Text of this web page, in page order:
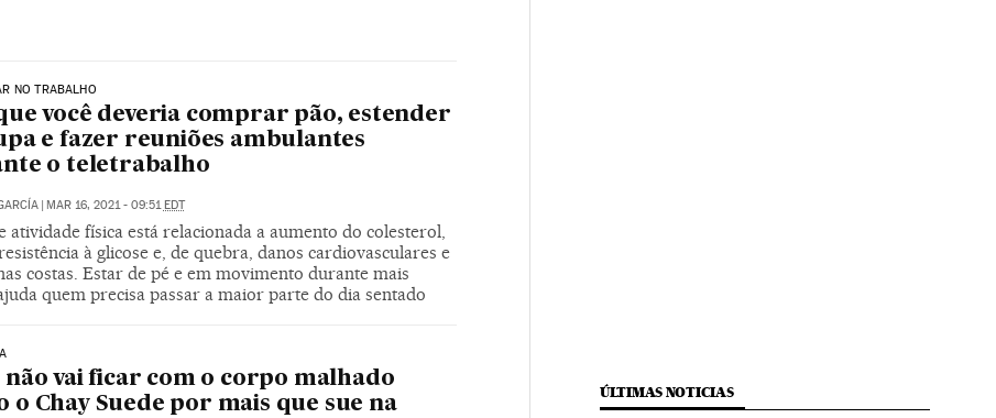
NO TRABALHO
você deveria comprar pão, estender
e fazer reuniões ambulantes
o teletrabalho
MAR 16, 2021 - 09:51 EDT
atividade física está relacionada a aumento do colesterol,
à glicose e, de quebra, danos cardiovasculares e
costas. Estar de pé e em movimento durante mais
quem precisa passar a maior parte do dia sentado
não vai ficar com o corpo malhado
o Chay Suede por mais que sue na
ÚLTIMAS NOTICIAS